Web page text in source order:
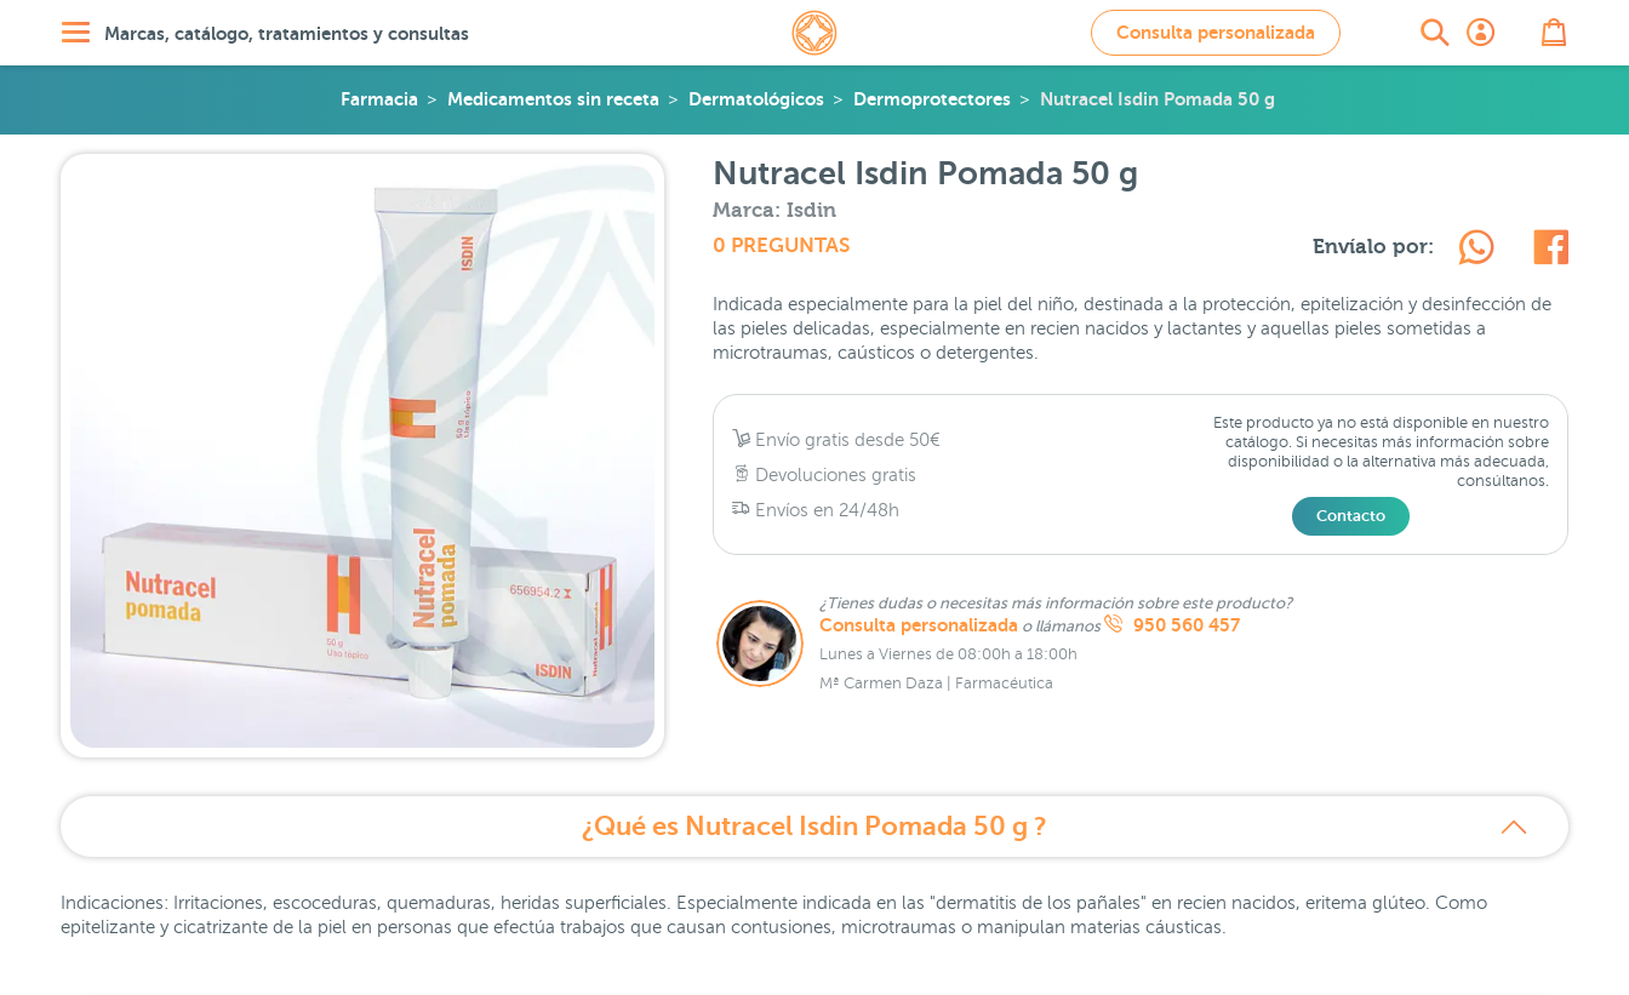
Marcas, catálogo, tratamientos y consultas Consulta personalizada
Farmacia Medicamentos sin receta Dermatológicos Dermoprotectores Nutracel Isdin Pomada 50 g
Nutracel Isdin Pomada 50 g
Marca: Isdin
0 PREGUNTAS
Envíalo por:
Indicada especialmente para la piel del niño, destinada a la protección, epitelización y desinfección de
las pieles delicadas, especialmente en recien nacidos y lactantes y aquellas pieles sometidas a
microtraumas, caústicos o detergentes.
Envío gratis desde 50€
Devoluciones gratis
Envíos en 24/48h
Este producto ya no está disponible en nuestro
catálogo. Si necesitas más información sobre
disponibilidad o la alternativa más adecuada,
consúltanos.
Contacto
¿Tienes dudas o necesitas más información sobre este producto?
Consulta personalizada o llámanos 950 560 457
Lunes a Viernes de 08:00h a 18:00h
Mª Carmen Daza | Farmacéutica
¿Qué es Nutracel Isdin Pomada 50 g ?
Indicaciones: Irritaciones, escoceduras, quemaduras, heridas superficiales. Especialmente indicada en las "dermatitis de los pañales" en recien nacidos, eritema glúteo. Como
epitelizante y cicatrizante de la piel en personas que efectúa trabajos que causan contusiones, microtraumas o manipulan materias cáusticas.